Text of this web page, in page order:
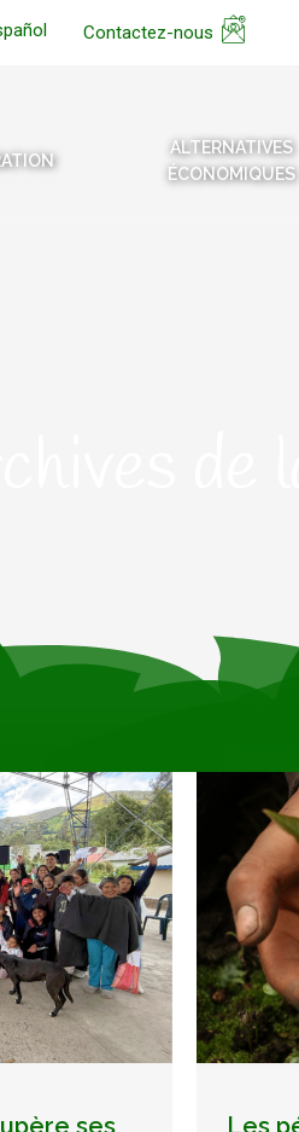
Contactez-nous
ALTERNATIVES
ÉCONOMIQUES
ses
Les